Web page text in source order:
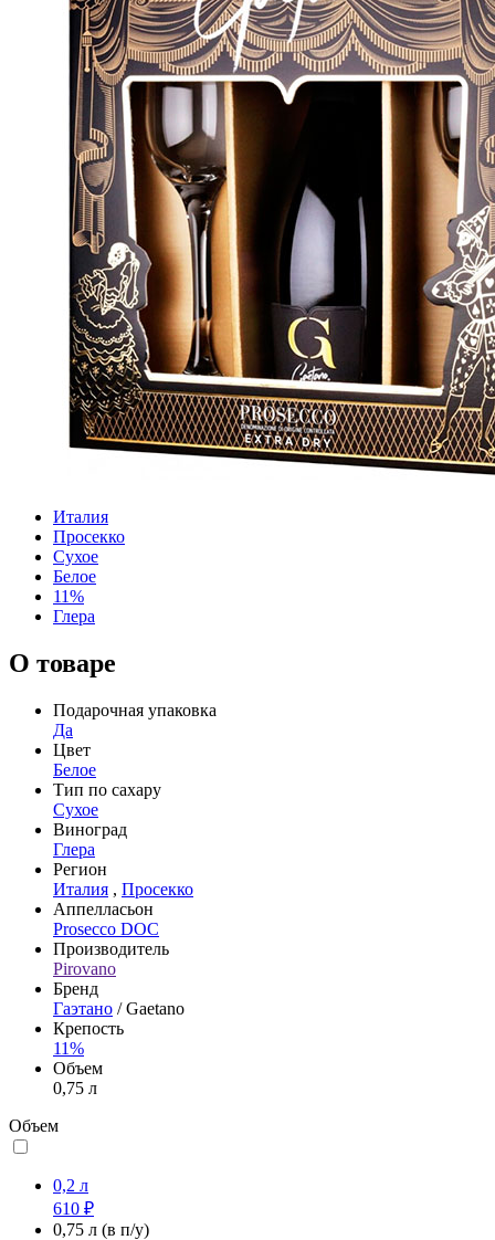
Италия
Просекко
Сухое
Белое
11%
Глера
О товаре
Подарочная упаковка
Да
Цвет
Белое
Тип по сахару
Сухое
Виноград
Глера
Регион
Италия , Просекко
Аппелласьон
Prosecco DOC
Производитель
Pirovano
Бренд
Гаэтано / Gaetano
Крепость
11%
Объем
0,75 л
Объем
0,2 л
610 ₽
0,75 л (в п/у)